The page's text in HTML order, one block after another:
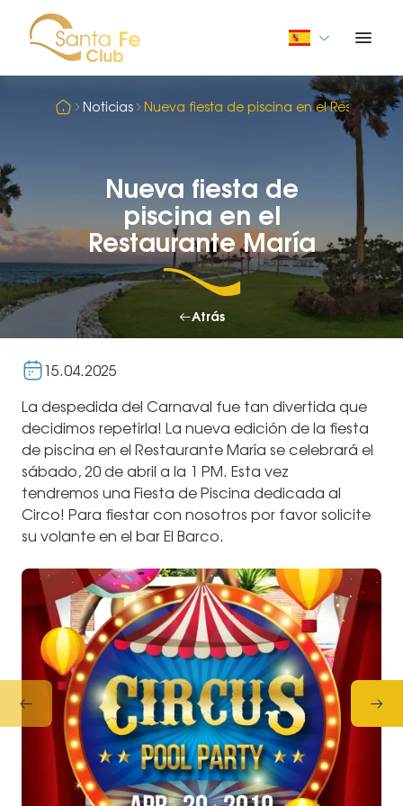
Noticias Nueva fiesta de piscina en el
Nueva fiesta de
piscina en el
Restaurante María
Atrás
15.04.2025
La despedida del Carnaval fue tan divertida que
decidimos repetirla! La nueva edición de la fiesta
de piscina en el Restaurante María se celebrará el
sábado, 20 de abril a la 1 PM. Esta vez
tendremos una Fiesta de Piscina dedicada al
Circo! Para fiestar con nosotros por favor solicite
su volante en el bar El Barco.